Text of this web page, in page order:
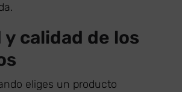
y calidad de los
eliges un producto